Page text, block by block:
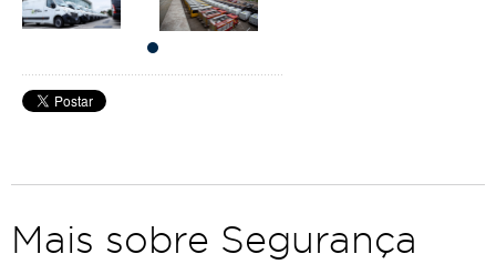
Mais sobre Segurança